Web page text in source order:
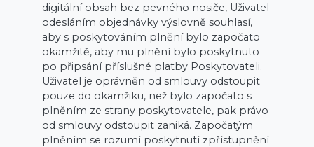
digitální obsah bez pevného nosiče, Uživatel
odesláním objednávky výslovně souhlasí,
aby s poskytováním plnění bylo započato
okamžitě, aby mu plnění bylo poskytnuto
po připsání příslušné platby Poskytovateli.
Uživatel je oprávněn od smlouvy odstoupit
pouze do okamžiku, než bylo započato s
plněním ze strany poskytovatele, pak právo
od smlouvy odstoupit zaniká. Započatým
plněním se rozumí poskytnutí zpřístupnění